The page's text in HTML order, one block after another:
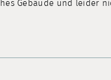
Gebäude und leider